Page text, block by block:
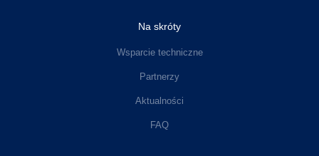
Na skróty
Wsparcie techniczne
Partnerzy
Aktualności
FAQ